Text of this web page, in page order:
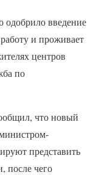
одобрило введение
и проживает
центров
по
что новый
представить
после чего